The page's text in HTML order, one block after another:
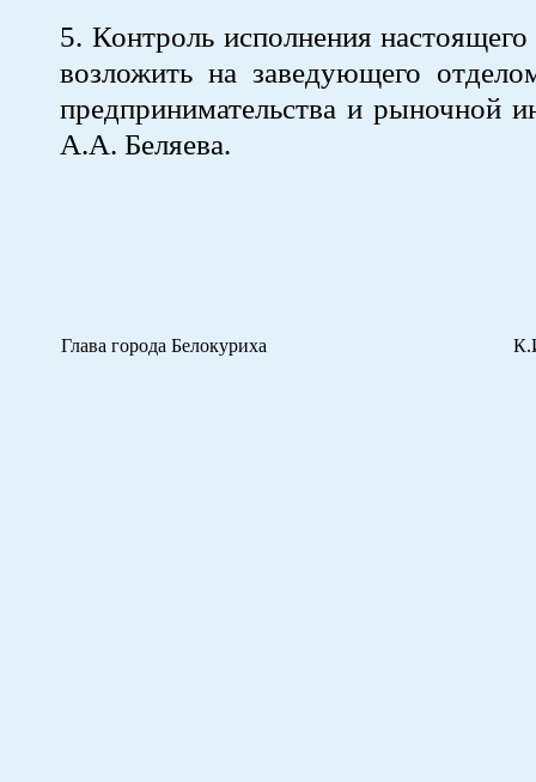
5. Контроль исполнения
возложить на заведующего
предпринимательства и рыночной
А.А. Беляева.
Глава города Белокуриха